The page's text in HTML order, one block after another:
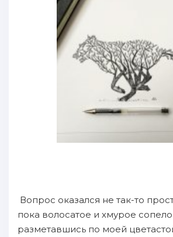
Вопрос оказался не так-то
пока волосатое и хмурое
разметавшись по моей